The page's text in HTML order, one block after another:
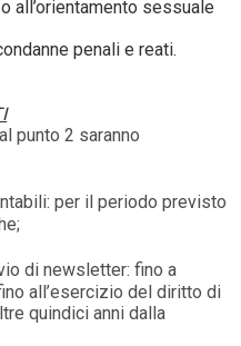
all’orientamento sessuale
penali e reati.
punto 2 saranno
per il periodo previsto
di newsletter: fino a
all’esercizio del diritto di
quindici anni dalla